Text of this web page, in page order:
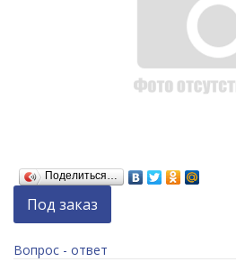
Поделиться…
Под заказ
Вопрос - ответ